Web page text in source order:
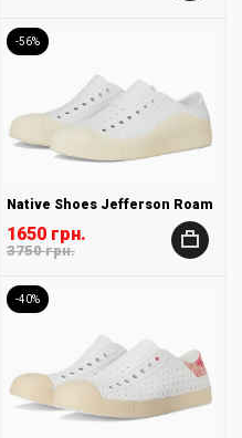
-56%
Native Shoes Jefferson Roam
1650 грн.
3750 грн. +
-40%